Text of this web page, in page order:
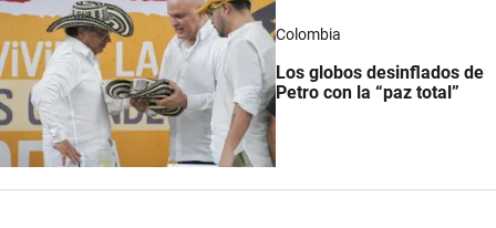
Colombia
Los globos desinflados de
Petro con la “paz total”